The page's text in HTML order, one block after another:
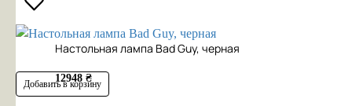
Настольная лампа Bad Guy, черная
12948 ₴
Добавить в корзину